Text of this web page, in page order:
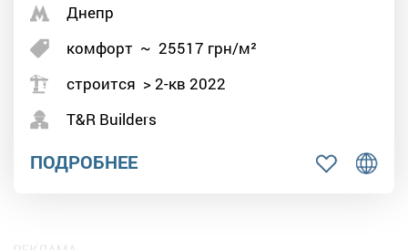
Днепр
комфорт ~ 25517 грн/м²
строится > 2-кв 2022
T&R Builders
ПОДРОБНЕЕ